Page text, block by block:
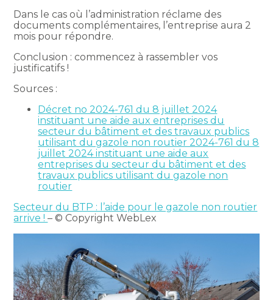
Dans le cas où l’administration réclame des
documents complémentaires, l’entreprise aura 2
mois pour répondre.
Conclusion : commencez à rassembler vos
justificatifs !
Sources :
Décret no 2024-761 du 8 juillet 2024
instituant une aide aux entreprises du
secteur du bâtiment et des travaux publics
utilisant du gazole non routier 2024-761 du 8
juillet 2024 instituant une aide aux
entreprises du secteur du bâtiment et des
travaux publics utilisant du gazole non
routier
Secteur du BTP : l’aide pour le gazole non routier
arrive !– © Copyright WebLex